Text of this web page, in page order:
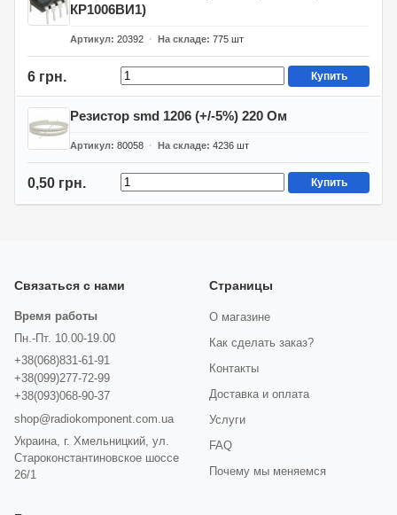
КР1006ВИ1)
Артикул 20392 На складе 775 шт
6 грн. Купить
Резистор smd 1206 (+/-5%) 220 Ом
Артикул 80058 На складе 4236 шт
0,50 грн. Купить
Связаться с нами
Время работы
Пн.-Пт. 10.00-19.00
+38(068)831-61-91
+38(099)277-72-99
+38(093)068-90-37
shop@radiokomponent.com.ua
Украина, г. Хмельницкий, ул.
Староконстантиновское шоссе
26/1
Страницы
О магазине
Как сделать заказ?
Контакты
Доставка и оплата
Услуги
FAQ
Почему мы меняемся